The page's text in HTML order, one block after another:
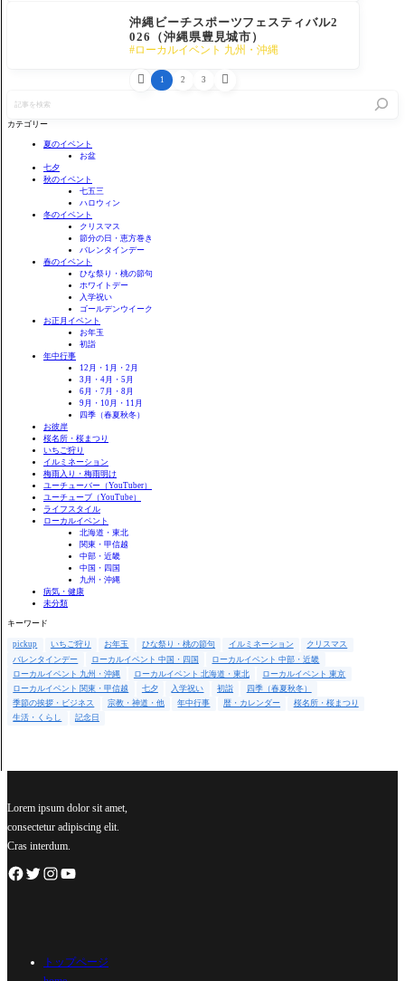
沖縄ビーチスポーツフェスティバル2
026（沖縄県豊見城市）
ローカルイベント 九州・沖縄
 1 2 3 
を
カテゴリー
夏のイベント
お盆
七夕
秋のイベント
七五三
ハロウィン
冬のイベント
クリスマス
節分の日・恵方巻き
バレンタインデー
春のイベント
ひな祭り・桃の節句
ホワイトデー
入学祝い
ゴールデンウイーク
お正月イベント
お年玉
初詣
年中行事
12月・1月・2月
3月・4月・5月
6月・7月・8月
9月・10月・11月
四季（春夏秋冬）
お彼岸
桜名所・桜まつり
いちご狩り
イルミネーション
梅雨入り・梅雨明け
ユーチューバー（YouTuber）
ユーチューブ（YouTube）
ライフスタイル
ローカルイベント
北海道・東北
関東・甲信越
中部・近畿
中国・四国
九州・沖縄
病気・健康
未分類
キーワード
pickup いちご狩り お年玉 ひな祭り・桃の節句 イルミネーション
クリスマス
バレンタインデー
ローカルイベント 中国・四国
ローカルイベント 中部・近畿
ローカルイベント 九州・沖縄
ローカルイベント 北海道・東北
ローカルイベント 東京
ローカルイベント 関東・甲信越
七夕 入学祝い 初詣
四季（春夏秋冬）
季節の挨拶・ビジネス
宗教・神道・他 年中行事 暦・カレンダー
桜名所・桜まつり
生活・くらし
記念日
Lorem ipsum dolor sit amet,
consectetur adipiscing elit.
Cras interdum.
トップページ